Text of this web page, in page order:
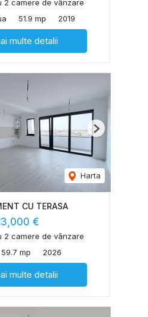
2 camere de vânzare
51.9 mp 2019
multe detalii
Harta
Next
CU TERASA
€
2 camere de vânzare
59.7 mp 2026
multe detalii